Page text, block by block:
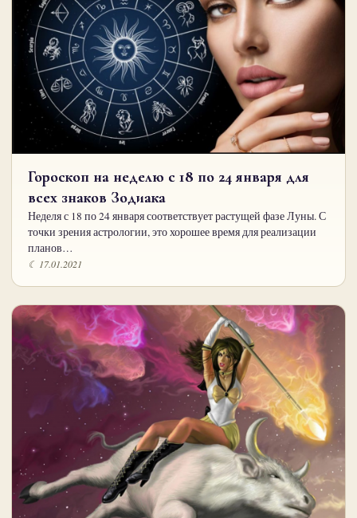
Гороскоп на неделю с 18 по 24 января для
всех знаков Зодиака
Неделя с 18 по 24 января соответствует растущей фазе Луны. С
точки зрения астрологии, это хорошее время для реализации
планов…
☾ 17.01.2021